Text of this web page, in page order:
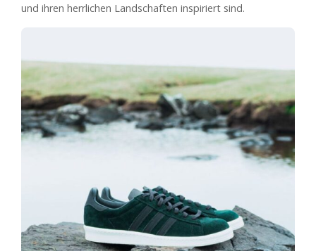
und ihren herrlichen Landschaften inspiriert sind.